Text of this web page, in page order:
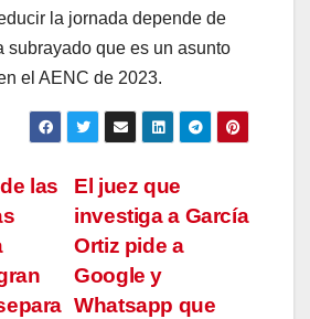
la jornada depende de
subrayado que es un asunto
el AENC de 2023.
El juez que
investiga a García
Ortiz pide a
Google y
Whatsapp que
las